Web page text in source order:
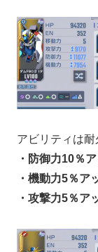
アビリティは
・防御力10％
・機動力5％ア
・攻撃力5％ア